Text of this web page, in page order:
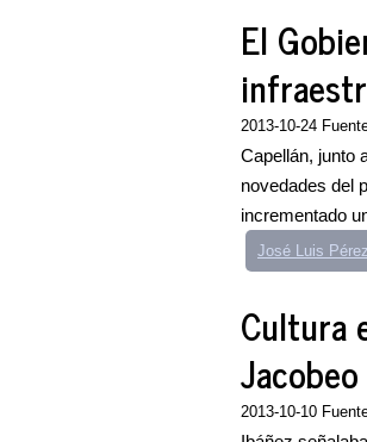
El
2013-10-24
Capellán, junto
novedades del
incrementado
José Luis
Cultura
2013-10-10